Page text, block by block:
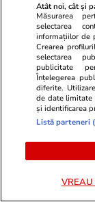
Cum se face
franceză –
care sunt
Lifestyle
cu fructe şi
Atât noi, cât și
Măsurarea
selectarea
informațiilor de
Crearea
selectarea
publicitate
Înțelegerea
diferite.
de date limitate
și identificarea
Listă parteneri
VREAU